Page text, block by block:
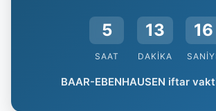
5
SAAT
13
DAKIKA
15
BAAR-EBENHAUSEN iftar